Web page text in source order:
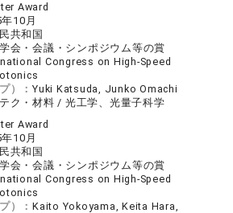
Award
10月
共和国
会・会議・シンポジウム等の賞
Congress on High-Speed
）：Yuki Katsuda, Junko Omachi
ク・材料 / 光工学、光量子科学
Award
10月
共和国
会・会議・シンポジウム等の賞
Congress on High-Speed
）：Kaito Yokoyama, Keita Hara,